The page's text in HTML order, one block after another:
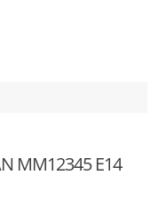
MM12345 E14